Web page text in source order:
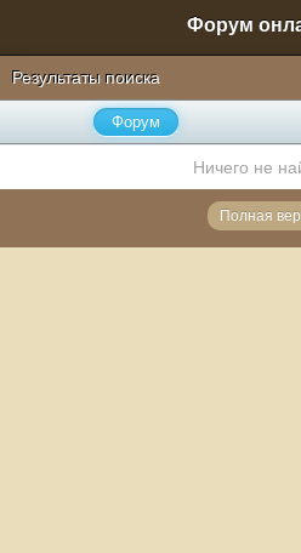
Результаты поиска
Форум
Ничего не
Полная